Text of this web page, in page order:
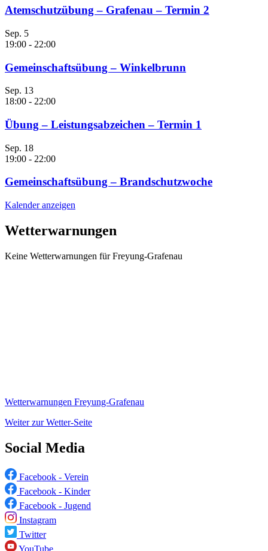
Atemschutzübung – Grafenau – Termin 2
Sep. 5
19:00 - 22:00
Gemeinschaftsübung – Winkelbrunn
Sep. 13
18:00 - 22:00
Übung – Leistungsabzeichen – Termin 1
Sep. 18
19:00 - 22:00
Gemeinschaftsübung – Brandschutzwoche
Kalender anzeigen
Wetterwarnungen
Keine Wetterwarnungen für Freyung-Grafenau
Wetterwarnungen Freyung-Grafenau
Weiter zur Wetter-Seite
Social Media
Facebook - Verein
Facebook - Kinder
Facebook - Jugend
Instagram
Twitter
YouTube